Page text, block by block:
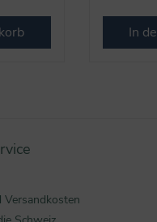
In
Versandkosten